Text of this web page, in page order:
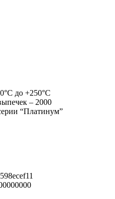
до +250°C
– 2000
“Платинум”